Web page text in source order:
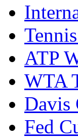
ATP
WTA
Davis
Fed